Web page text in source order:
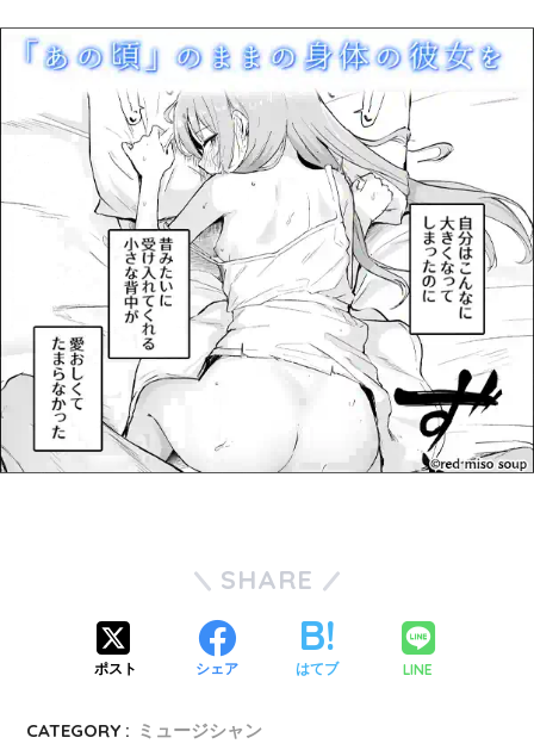
SHARE
ポスト シェア はてブ LINE
CATEGORY : ミュージシャン